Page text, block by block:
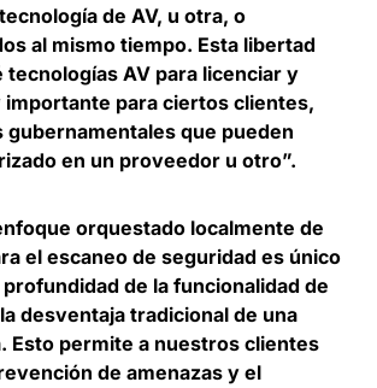
de AV, u otra, o
al mismo tiempo. Esta libertad
tecnologías AV para licenciar y
para ciertos clientes,
gubernamentales que pueden
en un proveedor u otro”.
orquestado localmente de
el escaneo de seguridad es único
de la funcionalidad de
desventaja tradicional de una
Esto permite a nuestros clientes
de amenazas y el